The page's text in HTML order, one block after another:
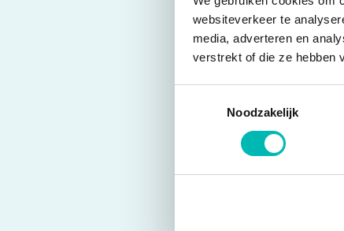
websiteverkeer te
media, adverteren en
verstrekt of die ze hebben
Noodzakelijk